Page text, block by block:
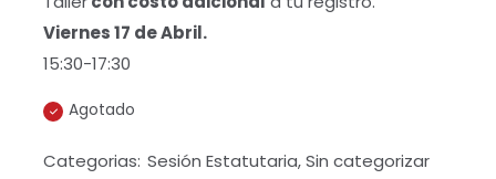
Viernes 17 de Abril.
15:30-17:30
Agotado
Categorias: Sesión Estatutaria,Sin categorizar